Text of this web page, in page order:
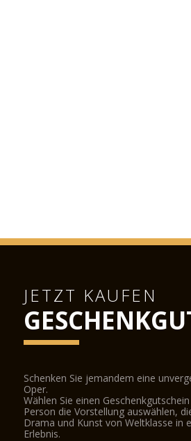
JETZT KAUFEN
Schenken Sie jemandem eine
Oper.
Wählen Sie einen
Person die Vorstellung auswählen,
Drama und Kunst von Weltklasse in
Erlebnis.